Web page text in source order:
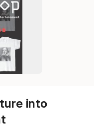
into